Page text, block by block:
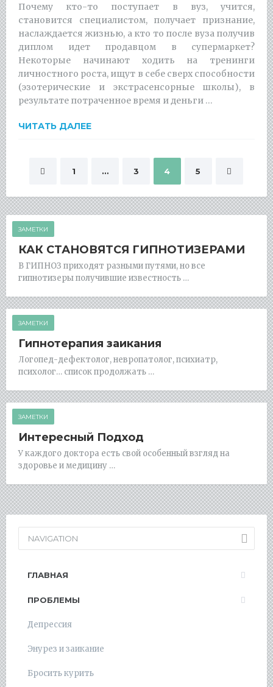
Почему кто-то поступает в вуз, учится,
становится специалистом, получает признание,
наслаждается жизнью, а кто то после вуза получив
диплом идет продавцом в супермаркет?
Некоторые начинают ходить на тренинги
личностного роста, ищут в себе сверх способности
(эзотерические и экстрасенсорные школы), в
результате потраченное время и деньги …
ЧИТАТЬ ДАЛЕЕ
Навигация
записям
1 … 3 4 5
ЗАМЕТКИ
КАК СТАНОВЯТСЯ ГИПНОТИЗЕРАМИ
В ГИПНОЗ приходят разными путями, но все
гипнотизеры получившие известность …
ЗАМЕТКИ
Гипнотерапия заикания
Логопед-дефектолог, невропатолог, психиатр,
психолог… список продолжать …
ЗАМЕТКИ
Интересный Подход
У каждого доктора есть свой особенный взгляд на
здоровье и медицину …
NAVIGATION
ГЛАВНАЯ
ПРОБЛЕМЫ
Депрессия
Энурез и заикание
Бросить курить